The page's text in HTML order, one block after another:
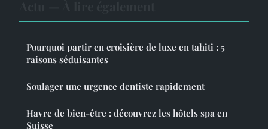
Pourquoi partir en croisière de luxe en tahiti : 5
raisons séduisantes
Soulager une urgence dentiste rapidement
Havre de bien-être : découvrez les hôtels spa en
Suisse